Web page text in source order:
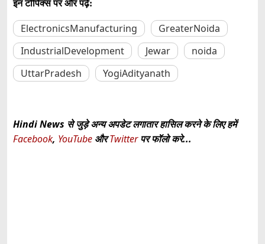
इन टॉपिक्स पर और पढ़ें:
ElectronicsManufacturing
GreaterNoida
IndustrialDevelopment
Jewar
noida
UttarPradesh
YogiAdityanath
Hindi News से जुड़े अन्य अपडेट लगातार हासिल करने के लिए हमें
Facebook, YouTube औरTwitterपर फॉलो करे...